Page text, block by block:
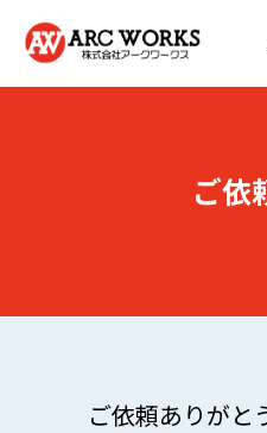
ご依
ご依頼ありがと